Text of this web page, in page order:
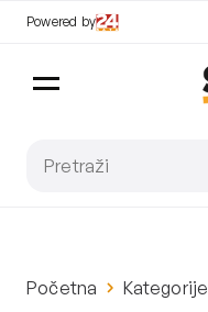
Powered by
Početna Kategorije